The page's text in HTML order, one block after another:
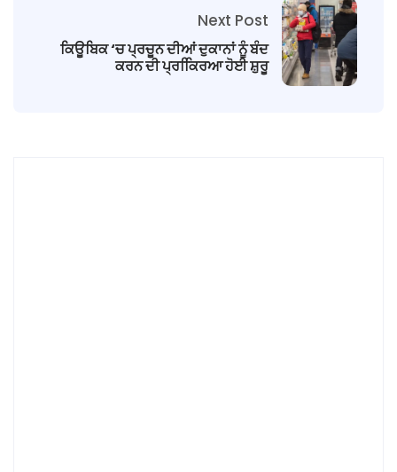
Next Post
ਕਿਊਬਿਕ ‘ਚ ਪ੍ਰਚੂਨ ਦੀਆਂ ਦੁਕਾਨਾਂ ਨੂੰ ਬੰਦ
ਕਰਨ ਦੀ ਪ੍ਰਕਿਿਰਆ ਹੋਈ ਸ਼ੁਰੂ